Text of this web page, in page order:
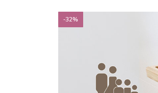
-32%